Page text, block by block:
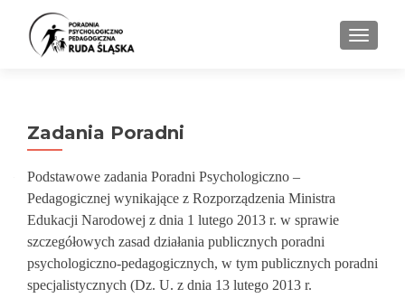
Zadania Poradni
Podstawowe zadania Poradni Psychologiczno –
Pedagogicznej wynikające z Rozporządzenia Ministra
Edukacji Narodowej z dnia 1 lutego 2013 r. w sprawie
szczegółowych zasad działania publicznych poradni
psychologiczno-pedagogicznych, w tym publicznych poradni
specjalistycznych (Dz. U. z dnia 13 lutego 2013 r.